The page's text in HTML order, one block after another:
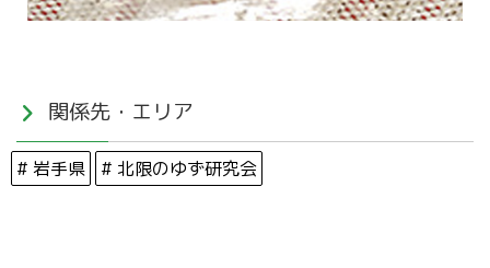
関係先・エリア
# 岩手県 # 北限のゆず研究会